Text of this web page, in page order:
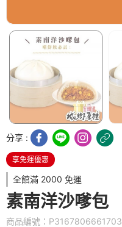
分享 :
享免運優惠
全館滿 2000 免運
素南洋沙嗲包
商品編號：P3167806661703